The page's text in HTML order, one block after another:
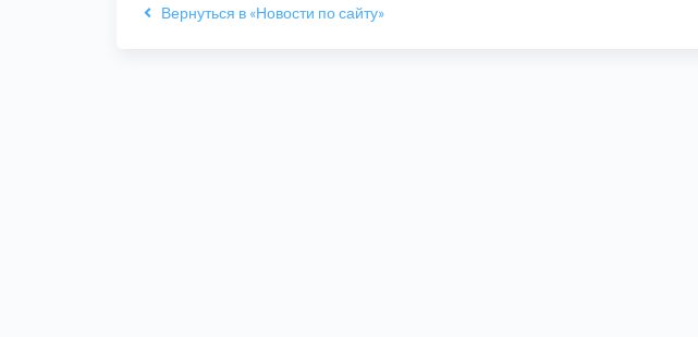
Вернуться в «Новости по сайту»